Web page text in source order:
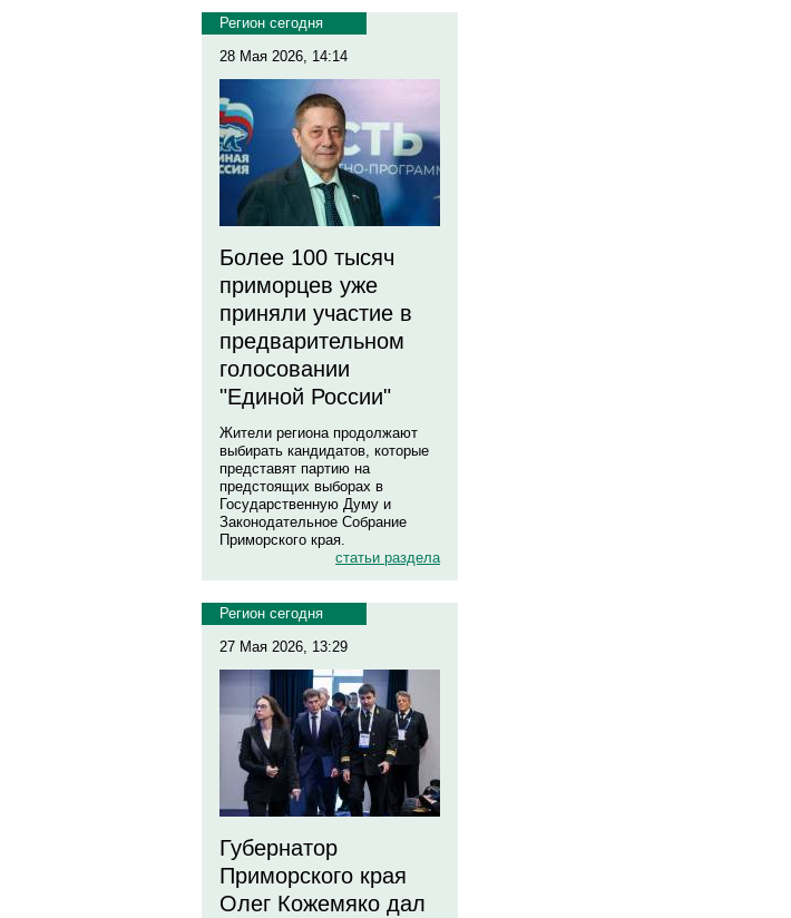
Регион сегодня
28 Мая 2026, 14:14
Более 100 тысяч
приморцев уже
приняли участие в
предварительном
голосовании
"Единой России"
Жители региона продолжают
выбирать кандидатов, которые
представят партию на
предстоящих выборах в
Государственную Думу и
Законодательное Собрание
Приморского края.
статьи раздела
Регион сегодня
27 Мая 2026, 13:29
Губернатор
Приморского края
Олег Кожемяко дал